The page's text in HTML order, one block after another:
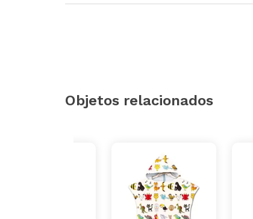
Objetos relacionados